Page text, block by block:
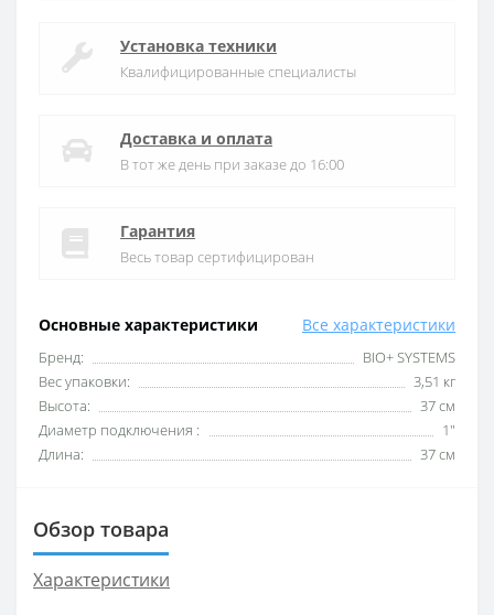
Основные характеристики Все характеристики
Бренд:
BIO+ SYSTEMS
Вес упаковки:
3,51 кг
Высота:
37 см
Диаметр подключения :
1″
Длина:
37 см
Установка техники
Квалифицированные специалисты
Доставка и оплата
В тот же день при заказе до 16:00
Гарантия
Весь товар сертифицирован
Обзор товара
Характеристики